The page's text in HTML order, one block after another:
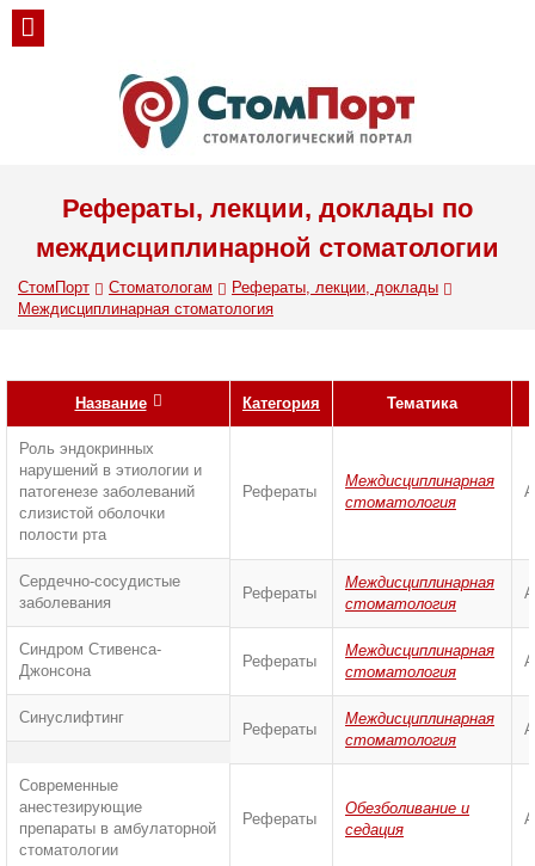
Рефераты, лекции, доклады по
междисциплинарной стоматологии
СтомПорт Стоматологам
Рефераты, лекции, доклады
Междисциплинарная стоматология
Название Категория Тематика
Роль эндокринных
нарушений в этиологии и
патогенезе заболеваний
слизистой оболочки
полости рта
Рефераты
Междисциплинарная
стоматология
Сердечно-сосудистые
заболевания
Рефераты
Междисциплинарная
стоматология
Синдром Стивенса-
Джонсона
Рефераты
Междисциплинарная
стоматология
Синуслифтинг
Рефераты
Междисциплинарная
стоматология
Современные
анестезирующие
препараты в амбулаторной
стоматологии
Рефераты
Обезболивание и
седация